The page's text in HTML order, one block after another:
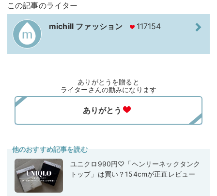
この記事のライター
michill ファッション 117154
ありがとうを贈ると
ライターさんの励みになります
他のおすすめ記事を読む
ユニクロ990円♡「ヘンリーネックタンク
トップ」は買い？154cmが正直レビュー